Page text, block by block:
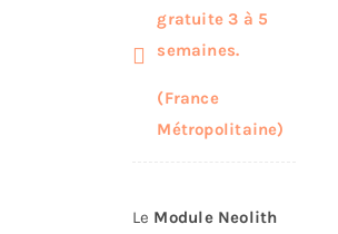
gratuite 3 à 5
semaines.
(France
Métropolitaine)
Le Module Neolith